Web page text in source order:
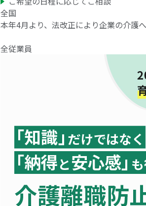
全国
本年4月より、法改正により企業の介護
全従業員